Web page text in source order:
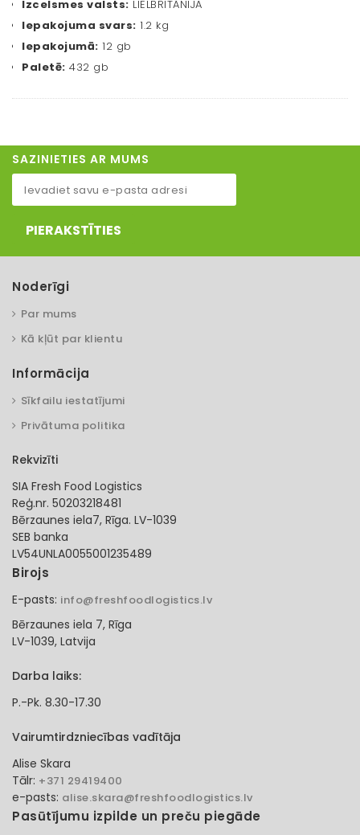
Izcelsmes valsts: LIELBRITĀNIJA
Iepakojuma svars: 1.2 kg
Iepakojumā: 12 gb
Paletē: 432 gb
SAZINIETIES AR MUMS
PIERAKSTĪTIES
Noderīgi
Par mums
Kā kļūt par klientu
Informācija
Sīkfailu iestatījumi
Privātuma politika
Rekvizīti
SIA Fresh Food Logistics
Reģ.nr. 50203218481
Bērzaunes iela7, Rīga. LV-1039
SEB banka
LV54UNLA0055001235489
Birojs
E-pasts: info@freshfoodlogistics.lv
Bērzaunes iela 7, Rīga
LV-1039, Latvija
Darba laiks:
P.-Pk. 8.30-17.30
Vairumtirdzniecības vadītāja
Alise Skara
Tālr: +371 29419400
e-pasts: alise.skara@freshfoodlogistics.lv
Pasūtījumu izpilde un preču piegāde